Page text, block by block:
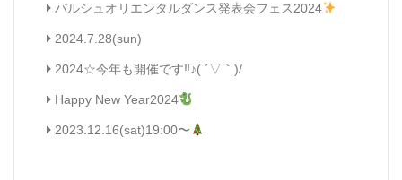
バルシュオリエンタルダンス発表会フェス2024
2024.7.28(sun)
2024☆今年も開催です‼︎♪( ´▽｀)/
Happy New Year2024
2023.12.16(sat)19:00〜